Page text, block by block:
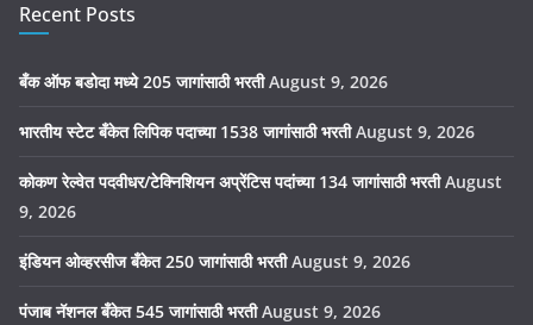
Recent Posts
बँक ऑफ बडोदा मध्ये 205 जागांसाठी भरती August 9, 2026
भारतीय स्टेट बँकेत लिपिक पदाच्या 1538 जागांसाठी भरती August 9, 2026
कोकण रेल्वेत पदवीधर/टेक्निशियन अप्रेंटिस पदांच्या 134 जागांसाठी भरती August
9, 2026
इंडियन ओव्हरसीज बँकेत 250 जागांसाठी भरती August 9, 2026
पंजाब नॅशनल बँकेत 545 जागांसाठी भरती August 9, 2026